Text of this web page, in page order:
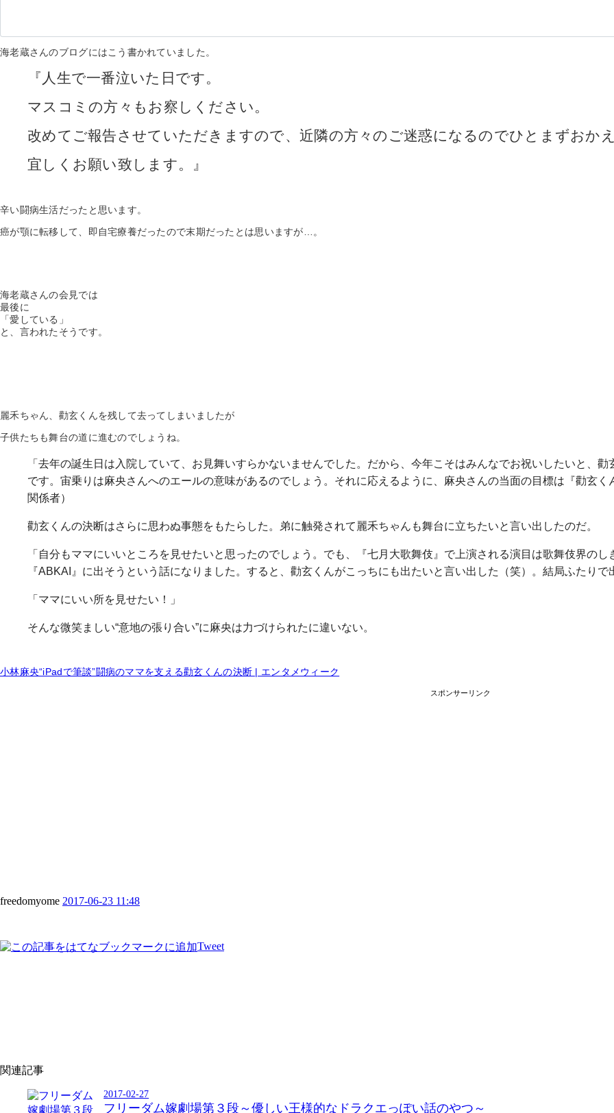
海老蔵さんのブログにはこう書かれていました。
『人生で一番泣いた日です。
マスコミの方々もお察しください。
改めてご報告させていただきますので、近隣の方々のご迷惑になるのでひとまずおか
宜しくお願い致します。』
辛い闘病生活だったと思います。
癌が顎に転移して、即自宅療養だったので末期だったとは思いますが…。
海老蔵さんの会見では
最後に
「愛している」
と、言われたそうです。
麗禾ちゃん、勸玄くんを残して去ってしまいましたが
子供たちも舞台の道に進むのでしょうね。
「去年の誕生日は入院していて、お見舞いすらかないませんでした。だから、今年こそはみんなでお祝いしたいと、
です。宙乗りは麻央さんへのエールの意味があるのでしょう。それに応えるように、麻央さんの当面の目標は『勸玄
関係者）
勸玄くんの決断はさらに思わぬ事態をもたらした。弟に触発されて麗禾ちゃんも舞台に立ちたいと言い出したのだ。
「自分もママにいいところを見せたいと思ったのでしょう。でも、『七月大歌舞伎』で上演される演目は歌舞伎界の
『ABKAI』に出そうという話になりました。すると、勸玄くんがこっちにも出たいと言い出した（笑）。結局ふたりで
「ママにいい所を見せたい！」
そんな微笑ましい“意地の張り合い”に麻央は力づけられたに違いない。
小林麻央“iPadで筆談”闘病のママを支える勸玄くんの決断 | エンタメウィーク
スポンサーリンク
freedomyome 2017-06-23 11:48
Tweet
関連記事
2017-02-27
フリーダム嫁劇場第３段～優しい王様的なドラクエっぽい話のやつ～